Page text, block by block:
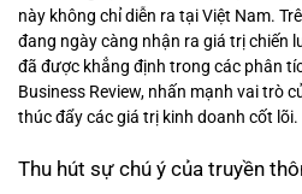
này không chỉ diễn ra tại Việt Nam.
đang ngày càng nhận ra giá trị chiến
đã được khẳng định trong các phân
Business Review, nhấn mạnh vai trò
thúc đẩy các giá trị kinh doanh cốt lõi.
Thu hút sự chú ý của truyền